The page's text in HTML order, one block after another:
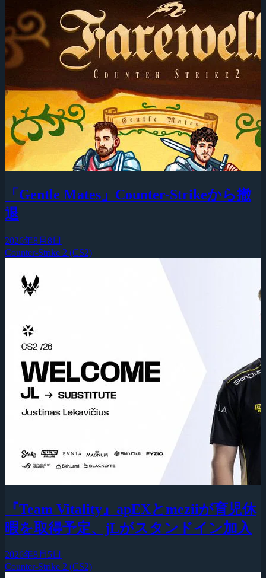
「Gentle Mates」Counter-Strikeから撤
退
2026年8月8日
Counter-Strike 2 (CS2)
『Team Vitality』apEXとmeziiが育児休
暇を取得予定、jLがスタンドイン加入
2026年8月5日
Counter-Strike 2 (CS2)